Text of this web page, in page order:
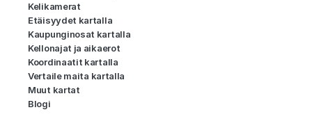
Kelikamerat
Etäisyydet kartalla
Kaupunginosat kartalla
Kellonajat ja aikaerot
Koordinaatit kartalla
Vertaile maita kartalla
Muut kartat
Blogi